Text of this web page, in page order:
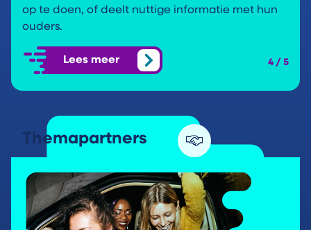
op te doen, of deelt nuttige informatie met hun
ouders.
Lees meer 4 / 5
Themapartners